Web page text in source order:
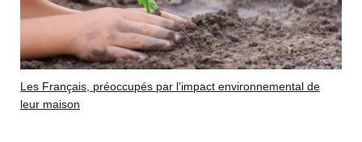
Les Français, préoccupés par l’impact environnemental de
leur maison